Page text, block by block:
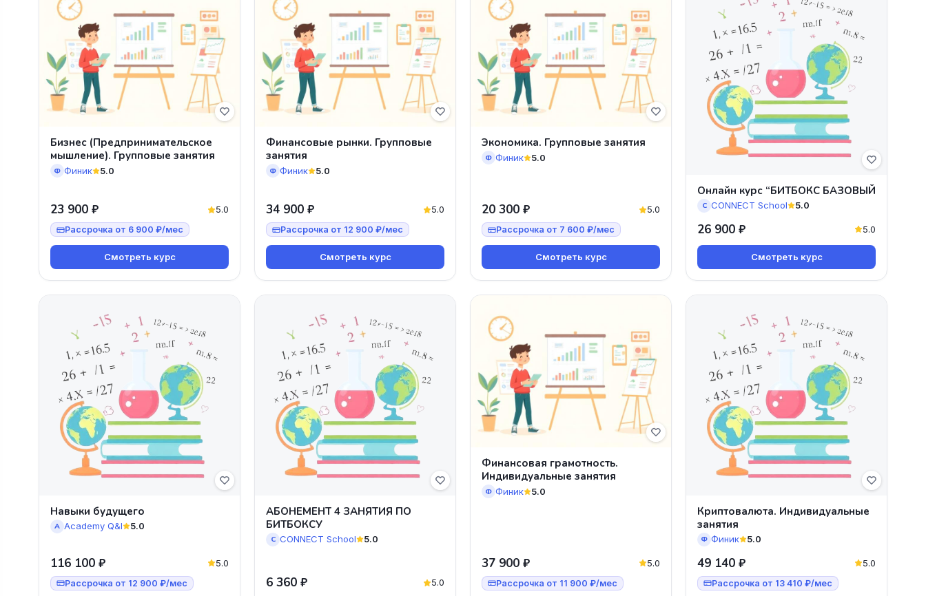
Бизнес (Предпринимательское
мышление). Групповые занятия
Ф Финик 5.0
23 900 ₽ 5.0
Рассрочка от 6 900 ₽/мес
Смотреть курс
Финансовые рынки. Групповые
занятия
Ф Финик 5.0
34 900 ₽ 5.0
Рассрочка от 12 900 ₽/мес
Смотреть курс
Экономика. Групповые занятия
Ф Финик 5.0
20 300 ₽ 5.0
Рассрочка от 7 600 ₽/мес
Смотреть курс
Онлайн курс “БИТБОКС БАЗОВЫЙ
C CONNECT School 5.0
26 900 ₽ 5.0
Смотреть курс
Навыки будущего
A Academy Q&I 5.0
116 100 ₽ 5.0
Рассрочка от 12 900 ₽/мес
АБОНЕМЕНТ 4 ЗАНЯТИЯ ПО
БИТБОКСУ
C CONNECT School 5.0
6 360 ₽ 5.0
Финансовая грамотность.
Индивидуальные занятия
Ф Финик 5.0
37 900 ₽ 5.0
Рассрочка от 11 900 ₽/мес
Криптовалюта. Индивидуальные
занятия
Ф Финик 5.0
49 140 ₽ 5.0
Рассрочка от 13 410 ₽/мес